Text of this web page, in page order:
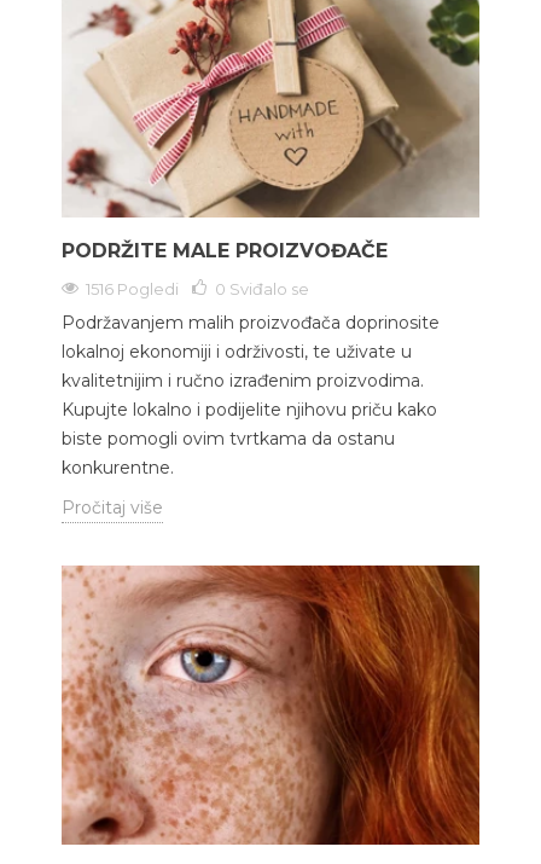
PODRŽITE MALE PROIZVOĐAČE
1516 Pogledi 0 Sviđalo se
Podržavanjem malih proizvođača doprinosite
lokalnoj ekonomiji i održivosti, te uživate u
kvalitetnijim i ručno izrađenim proizvodima.
Kupujte lokalno i podijelite njihovu priču kako
biste pomogli ovim tvrtkama da ostanu
konkurentne.
Pročitaj više